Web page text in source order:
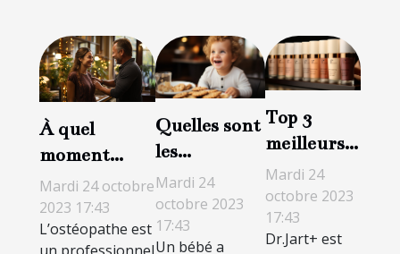
À quel
moment
doit-on
consulter
l’ostéopathe ?
Mardi 24 octobre
2023 17:43
L’ostéopathe est
Quelles sont
les
meilleures
grignoteuses
pour bébé ?
Mardi 24
octobre 2023
17:43
Un bébé a
Top 3
meilleurs
crèmes de
Dr.Jart+
Mardi 24
octobre 2023
17:43
Dr.Jart+ est